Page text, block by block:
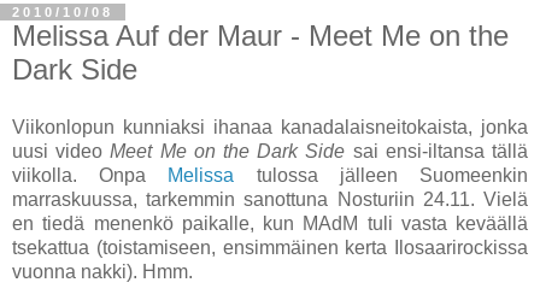
2010/10/08
Melissa Auf der Maur - Meet Me on the
Dark Side
Viikonlopun kunniaksi ihanaa kanadalaisneitokaista, jonka
uusi videoMeet Me on the Dark Side sai ensi-iltansa tällä
viikolla. Onpa Melissa tulossa jälleen Suomeenkin
marraskuussa, tarkemmin sanottuna Nosturiin 24.11. Vielä
en tiedä menenkö paikalle, kun MAdM tuli vasta keväällä
tsekattua (toistamiseen, ensimmäinen kerta Ilosaarirockissa
vuonna nakki). Hmm.